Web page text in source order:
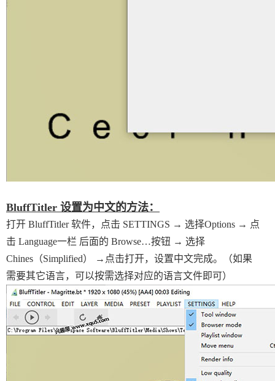
BluffTitler 设置为中文的方法：
打开 BluffTitler 软件，点击 SETTINGS → 选择Options → 点
击 Language一栏 后面的 Browse…按钮 → 选择
Chines（Simplified） →点击打开，设置中文完成。（如果
需要其它语言，可以按需选择对应的语言文件即可）